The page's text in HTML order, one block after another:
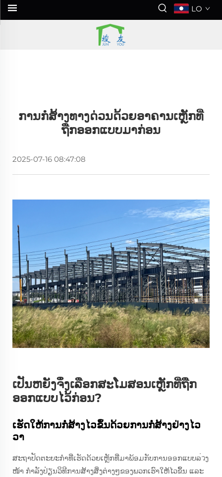
LO
ການກໍ່ສ້າງທາງດ່ວນດ້ວຍອາຄານເຫຼັກທີ່
ຖືກອອກແບບມາກ່ອນ
2025-07-16 08:47:08
ເປັນຫຍັງຈຶ່ງເລືອກສະໂມສອນເຫຼັກທີ່ຖືກ
ອອກແບບໄວ້ກ່ອນ?
ເຮັດໃຫ້ການກໍ່ສ້າງໄວຂຶ້ນດ້ວຍການກໍ່ສ້າງຢ່າງໄວ
ວາ
ສະຖາປັດຕະຍະກຳທີ່ເຮັດດ້ວຍເຫຼັກທີ່ມາພ້ອມກັບການອອກແບບລ่วງ
ໜ້າ ກຳລັງປ່ຽນວິທີການສ້າງສິ່ງຕ່າງໆຂອງພວກເຮົາໃຫ້ໄວຂຶ້ນ ແລະ